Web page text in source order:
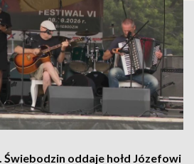
Świebodzin oddaje hołd Józefowi